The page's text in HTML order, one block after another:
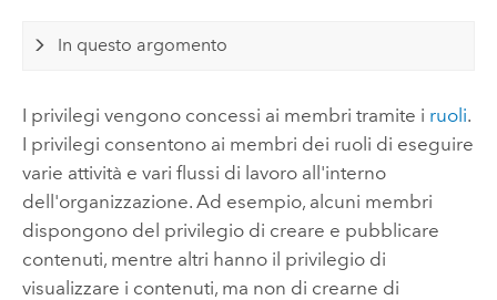
In questo argomento
I privilegi vengono concessi ai membri tramite i ruoli.
I privilegi consentono ai membri dei ruoli di eseguire
varie attività e vari flussi di lavoro all'interno
dell'organizzazione. Ad esempio, alcuni membri
dispongono del privilegio di creare e pubblicare
contenuti, mentre altri hanno il privilegio di
visualizzare i contenuti, ma non di crearne di